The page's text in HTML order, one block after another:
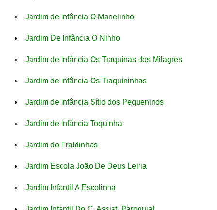
Jardim de Infância O Manelinho
Jardim De Infância O Ninho
Jardim de Infância Os Traquinas dos Milagres
Jardim de Infância Os Traquininhas
Jardim de Infância Sítio dos Pequeninos
Jardim de Infância Toquinha
Jardim do Fraldinhas
Jardim Escola João De Deus Leiria
Jardim Infantil A Escolinha